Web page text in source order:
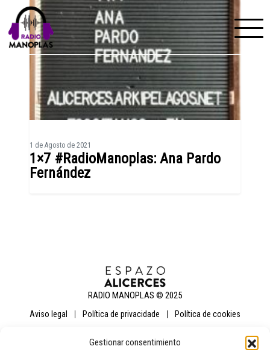
Gestionar consentimiento
Skip to content
1 de Agosto de 2021
1×7 #RadioManoplas: Ana Pardo
Fernández
RADIO MANOPLAS © 2025
aviso legal política de privacidade política de cookies